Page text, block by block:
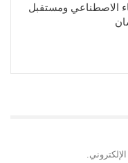
الاصطناعي ومستقبل